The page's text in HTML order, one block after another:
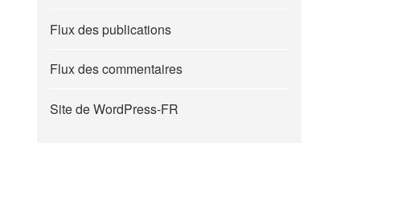
Flux des publications
Flux des commentaires
Site de WordPress-FR